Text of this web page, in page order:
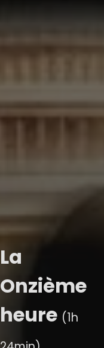
La
Onzième
heure (1h